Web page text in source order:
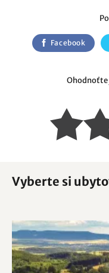
Ohodnoťte
Facebook
Vyberte si